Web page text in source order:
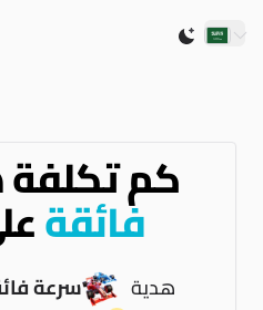
Switch
كم
فائقة
هدية سرعة